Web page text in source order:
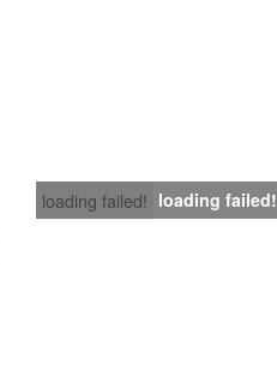
loading failed! loading failed!